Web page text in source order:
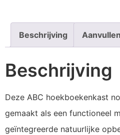
Beschrijving
Beschrijving
Deze ABC hoekboekenkast
gemaakt als een functioneel
geïntegreerde natuurlijke